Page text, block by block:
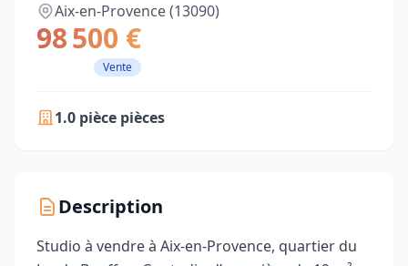
Aix-en-Provence (13090)
98 500 €
Vente
1.0 pièce pièces
Description
Studio à vendre à Aix-en-Provence, quartier du